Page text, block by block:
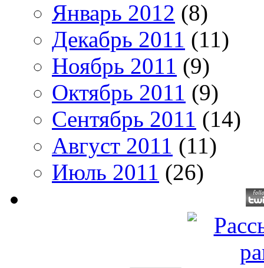
Январь 2012 (8)
Декабрь 2011 (11)
Ноябрь 2011 (9)
Октябрь 2011 (9)
Сентябрь 2011 (14)
Август 2011 (11)
Июль 2011 (26)